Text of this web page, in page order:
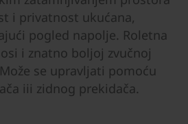
i privatnost ukućana,
pogled napolje. Roletna
i znatno boljoj zvučnoj
se upravljati pomoću
iii zidnog prekidača.